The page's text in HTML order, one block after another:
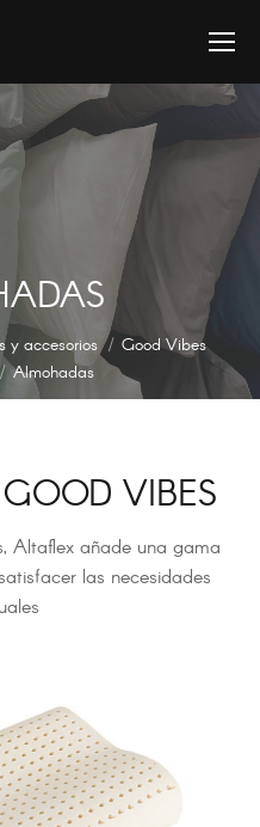
y accesorios
Good Vibes
Almohadas
VIBES
Altaflex añade una gama
las necesidades